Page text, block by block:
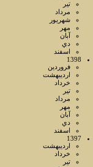
تير
مرداد
شهريور
مهر
آبان
دي
اسفند
1398
فروردين
ارديبهشت
خرداد
تير
مرداد
مهر
آبان
دي
اسفند
1397
ارديبهشت
خرداد
تير